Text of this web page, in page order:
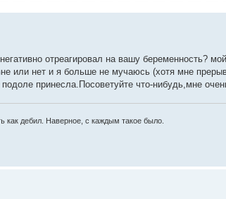
отреагировал на вашу беременность?
или нет и я больше не мучаюсь (хотя мне
принесла.Посоветуйте что-нибудь,мне
дебил. Наверное, с каждым такое было.